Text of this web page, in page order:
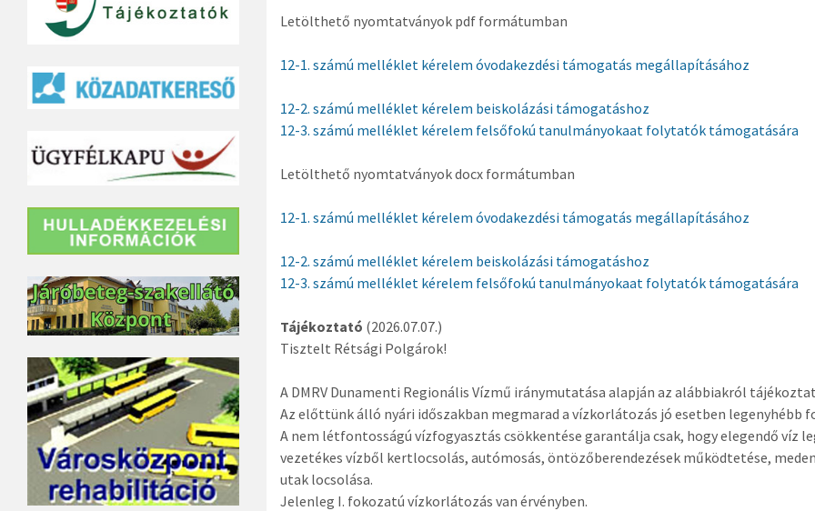
Letölthető nyomtatványok pdf formátumban
12-1. számú melléklet kérelem óvodakezdési támogatás megállapításához
12-2. számú melléklet kérelem beiskolázási támogatáshoz
12-3. számú melléklet kérelem felsőfokú tanulmányokaat folytatók támogatására
Letölthető nyomtatványok docx formátumban
12-1. számú melléklet kérelem óvodakezdési támogatás megállapításához
12-2. számú melléklet kérelem beiskolázási támogatáshoz
12-3. számú melléklet kérelem felsőfokú tanulmányokaat folytatók támogatására
Tájékoztató (2026.07.07.)
Tisztelt Rétsági Polgárok!
A DMRV Dunamenti Regionális Vízmű iránymutatása alapján az alábbiakról
Az előttünk álló nyári időszakban megmarad a vízkorlátozás jó esetben legenyhébb
A nem létfontosságú vízfogyasztás csökkentése garantálja csak, hogy elegendő víz
vezetékes vízből kertlocsolás, autómosás, öntözőberendezések működtetése,
utak locsolása.
Jelenleg I. fokozatú vízkorlátozás van érvényben.